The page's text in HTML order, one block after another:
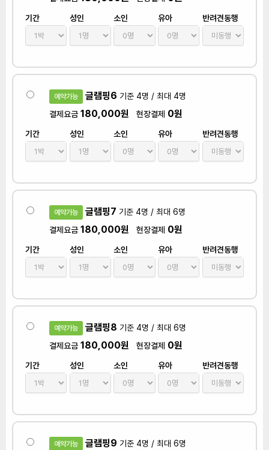
기간 성인 소인 유아 반려견동행
예약가능 글램핑6 기준 4명 / 최대 4명
결제요금 180,000원 현장결제 0원
기간 성인 소인 유아 반려견동행
예약가능 글램핑7 기준 4명 / 최대 6명
결제요금 180,000원 현장결제 0원
기간 성인 소인 유아 반려견동행
예약가능 글램핑8 기준 4명 / 최대 6명
결제요금 180,000원 현장결제 0원
기간 성인 소인 유아 반려견동행
예약가능 글램핑9 기준 4명 / 최대 6명